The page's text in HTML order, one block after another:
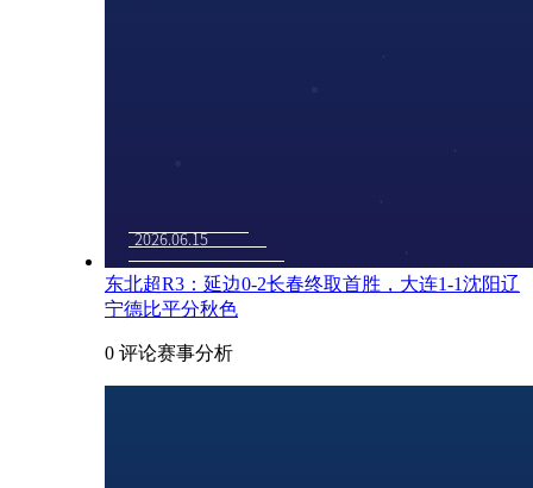
东北超R3：延边0-2长春终取首胜，大连1-1沈阳辽
宁德比平分秋色
0 评论赛事分析